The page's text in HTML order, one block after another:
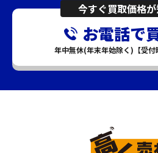
今すぐ買取価格
お電話で
年中無休(年末年始除く)【受